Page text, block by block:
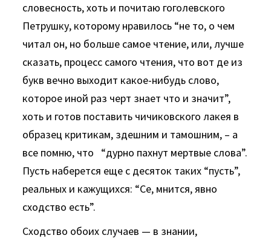
словесность, хоть и почитаю гоголевского
Петрушку, которому нравилось “не то, о чем
читал он, но больше самое чтение, или, лучше
сказать, процесс самого чтения, что вот де из
букв вечно выходит какое-нибудь слово,
которое иной раз черт знает что и значит”,
хоть и готов поставить чичиковского лакея в
образец критикам, здешним и тамошним, – а
все помню, что “дурно пахнут мертвые слова”.
Пусть наберется еще с десяток таких “пусть”,
реальных и кажущихся: “Се, мнится, явно
сходство есть”.
Сходство обоих случаев — в знании,